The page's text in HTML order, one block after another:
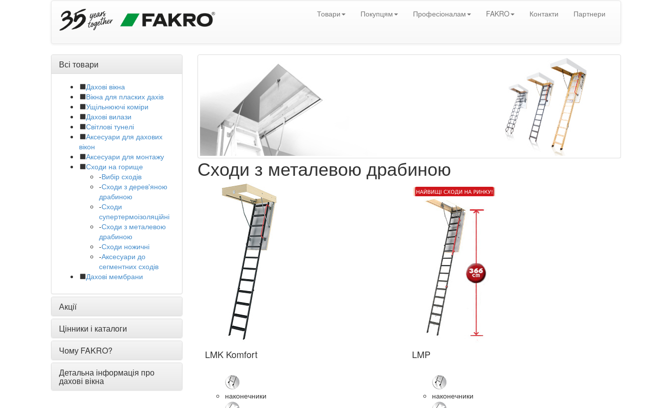
Товари Покупцям Професіоналам FAKRO Контакти Партнери
Всі товари
Дахові вікна
Вікна для пласких дахів
Ущільнюючі коміри
Дахові вилази
Світлові тунелі
Аксесуари для дахових
вікон
Аксесуари для монтажу
Сходи на горище
-Вибір сходів
-Сходи з дерев'яною
драбиною
-Сходи
супертермоізоляційні
-Сходи з металевою
драбиною
-Сходи ножичні
-Аксесуари до
сегментних сходів
Дахові мембрани
Акції
Цінники і каталоги
Чому FAKRO?
Детальна інформація про
дахові вікна
Сходи з металевою драбиною
LMK Komfort
наконечники
LMP
наконечники